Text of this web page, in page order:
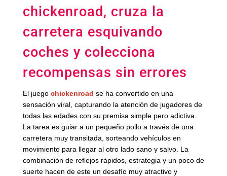
chickenroad, cruza la
carretera esquivando
coches y colecciona
recompensas sin errores
El juego chickenroad se ha convertido en una
sensación viral, capturando la atención de jugadores de
todas las edades con su premisa simple pero adictiva.
La tarea es guiar a un pequeño pollo a través de una
carretera muy transitada, sorteando vehículos en
movimiento para llegar al otro lado sano y salvo. La
combinación de reflejos rápidos, estrategia y un poco de
suerte hacen de este un desafío muy atractivo y